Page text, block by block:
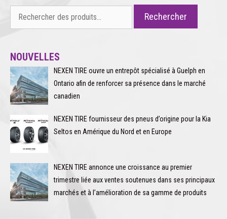
Rechercher
NOUVELLES
NEXEN TIRE ouvre un entrepôt spécialisé à Guelph en
Ontario afin de renforcer sa présence dans le marché
canadien
NEXEN TIRE fournisseur des pneus d’origine pour la Kia
Seltos en Amérique du Nord et en Europe
NEXEN TIRE annonce une croissance au premier
trimestre liée aux ventes soutenues dans ses principaux
marchés et à l’amélioration de sa gamme de produits